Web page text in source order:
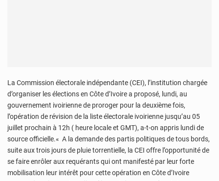
La Commission électorale indépendante (CEI), l’institution chargée
d’organiser les élections en Côte d’Ivoire a proposé, lundi, au
gouvernement ivoirienne de proroger pour la deuxième fois,
l’opération de révision de la liste électorale ivoirienne jusqu’au 05
juillet prochain à 12h ( heure locale et GMT), a-t-on appris lundi de
source officielle.« A la demande des partis politiques de tous bords,
suite aux trois jours de pluie torrentielle, la CEI offre l’opportunité de
se faire enrôler aux requérants qui ont manifesté par leur forte
mobilisation leur intérêt pour cette opération en Côte d’Ivoire